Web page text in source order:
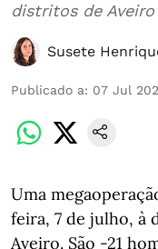
distritos de Aveiro
Susete
Publicado a: 07 Jul
Uma
feira, 7 de julho, à
Aveiro. São -21